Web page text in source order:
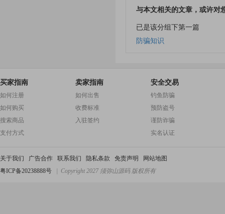
与本文相关的文章，或许对
已是该分组下第一篇
防骗知识
买家指南
如何注册
如何购买
搜索商品
支付方式
卖家指南
如何出售
收费标准
入驻签约
安全交易
钓鱼防骗
预防盗号
谨防诈骗
实名认证
关于我们 广告合作 联系我们 隐私条款 免责声明
网站地图
粤ICP备20238888号
| Copyright 2027 须弥山源码 版权所有